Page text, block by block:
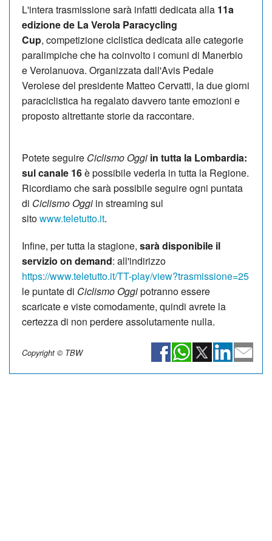
L'intera trasmissione sarà infatti dedicata alla 11a
edizione de La Verola Paracycling
Cup, competizione ciclistica dedicata alle categorie
paralimpiche che ha coinvolto i comuni di Manerbio
e Verolanuova. Organizzata dall'Avis Pedale
Verolese del presidente Matteo Cervatti, la due giorni
paraciclistica ha regalato davvero tante emozioni e
proposto altrettante storie da raccontare.
Potete seguire Ciclismo Oggi in tutta la Lombardia:
sul canale 16è possibile vederla in tutta la Regione.
Ricordiamo che sarà possibile seguire ogni puntata
di Ciclismo Oggi in streaming sul
sitowww.teletutto.it.
Infine, per tutta la stagione, sarà disponibile il
servizio on demand: all'indirizzo
https://www.teletutto.it/TT-play/view?trasmissione=25
le puntate di Ciclismo Oggipotranno essere
scaricate e viste comodamente, quindi avrete la
certezza di non perdere assolutamente nulla.
Copyright © TBW